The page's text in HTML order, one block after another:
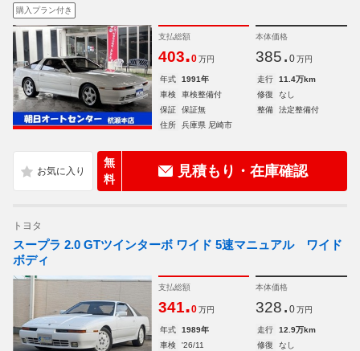
購入プラン付き
支払総額
403.0 万円
本体価格
385. 0 万円
年式 1991年 走行
11.4万km
車検
車検整備付 修復
なし
保証
保証無 整備
法定整備付
住所
兵庫県 尼崎市
無
料
見積もり・在庫確認
トヨタ
スープラ 2.0 GTツインターボ ワイド 5速マニュアル ワイド
ボディ
支払総額
341.0 万円
本体価格
328. 0 万円
年式 1989年 走行
12.9万km
車検
'26/11 修復
なし